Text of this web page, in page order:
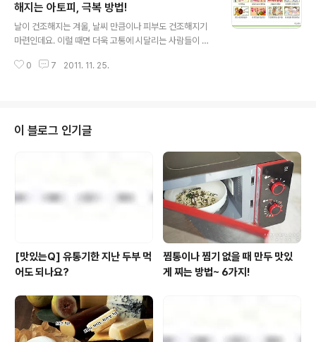
조금은 덜 맛있을지 몰라도 신선한 재료로 정성스레 만들
어 안심하고 먹을 수 있다는 점은 최고의 장점~! 풀반장이
준비한 금주의 오픈캐스트~! 중국집 부럽지 않은 엄마표
도 끝~! 소개해드리는 레시피들을 쭈~욱 살펴보시고 따라
해지는 아토피, 극복 방법!
날이 건조해지는 겨울, 날씨 만큼이나 피부도 건조해지기
마련인데요. 이럴 때면 더욱 고통에 시달리는 사람들이 있
때마다 심해지는 '아토피'라고는 하지만 겨울은 공기가 건
계절이 아닐 수가 없습니다. 아토피를 가진 어른들에게도
힘든 계절이 겨울인데 아이들은 얼마나 고통이 심할까요?
또 그 부모님들의 마음은 어떻구요~ 풀반장도 '굿바이 아
토피 캠페인'을 통해 아이들을 종종 보게 되는데요. 가려워
하는 모습을 보니 마음이 참 안좋더군요. ㅜ.ㅠ 이렇게 아토
피가 심해지는 계절, 겨울을 맞아 도움..
0 7 2011. 11. 25.
이 블로그 인기글
[맛있는Q] 유통기한 지난 두부 먹
어도 되나요?
찜통이나 찜기 없을 때 만두 맛있
게 찌는 방법~ 6가지!